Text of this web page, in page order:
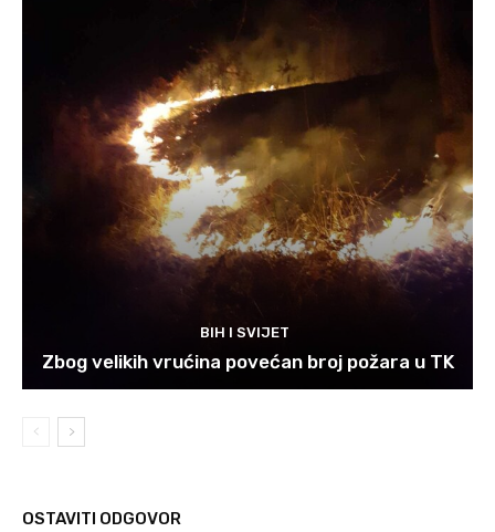
BIH I SVIJET
Zbog velikih vrućina povećan broj požara u TK
OSTAVITI ODGOVOR